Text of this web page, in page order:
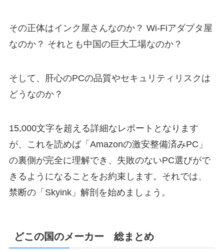
その正体はインク屋さんなのか？ Wi-Fiアダプタ屋
なのか？ それとも中国の巨大工場なのか？
そして、肝心のPCの品質やセキュリティリスクは
どうなのか？
15,000文字を超える詳細なレポートとなります
が、これを読めば「Amazonの激安整備済みPC」
の裏側が完全に理解でき、失敗のないPC選びがで
きるようになることをお約束します。それでは、
禁断の「Skyink」解剖を始めましょう。
どこの国のメーカー 総まとめ